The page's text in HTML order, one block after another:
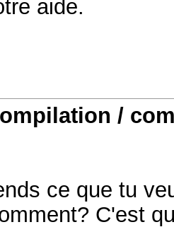
aide.
/
ce que tu
C'est